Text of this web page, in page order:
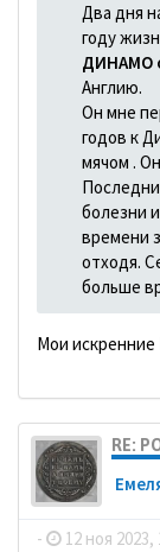
Два дня
году
ДИНАМО
Англию.
Он мне
годов к
мячом .
болезни
времени
отходя.
больше
Мои искренние
RE:
- 12 ноя 2023,